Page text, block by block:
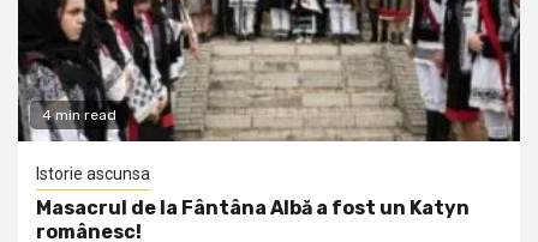
4 min read
Istorie ascunsa
Masacrul de la Fântâna Albă a fost un Katyn
românesc!